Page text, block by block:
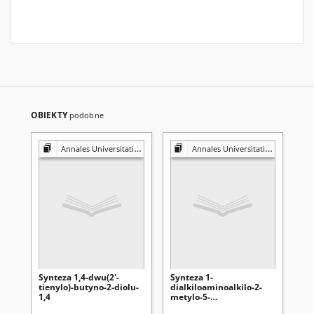
OBIEKTY podobne
Annales Universitatis Mariae Curie-Skłodowska. Sectio AA, Physica et Chemia
Synteza 1,4-dwu(2'-
tienylo)-butyno-2-diolu-
1,4
Annales Universitatis Mariae Curie-Skłodowska. Sectio D, Medicina
Synteza 1-
dialkiloaminoalkilo-2-
metylo-5-